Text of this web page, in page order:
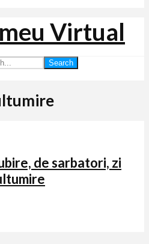
Search
de sarbatori, zi